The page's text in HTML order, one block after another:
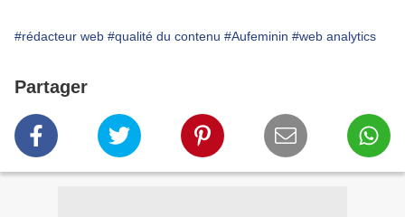
#rédacteur web #qualité du contenu #Aufeminin #web analytics
Partager